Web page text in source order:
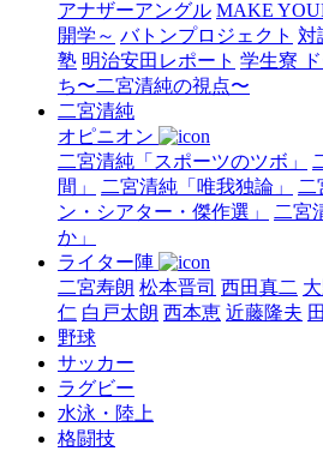
アナザーアングル MAKE
開学～ バトンプロジェクト 対
塾 明治安田レポート 学生寮
ち〜二宮清純の視点〜
二宮清純
オピニオン
二宮清純「スポーツのツボ」
間」
二宮清純「唯我独論」
二
ン・シアター・傑作選」
二宮
か」
ライター陣
二宮寿朗 松本晋司 西田真二
仁 白戸太朗 西本恵 近藤隆夫
野球
サッカー
ラグビー
水泳・陸上
格闘技